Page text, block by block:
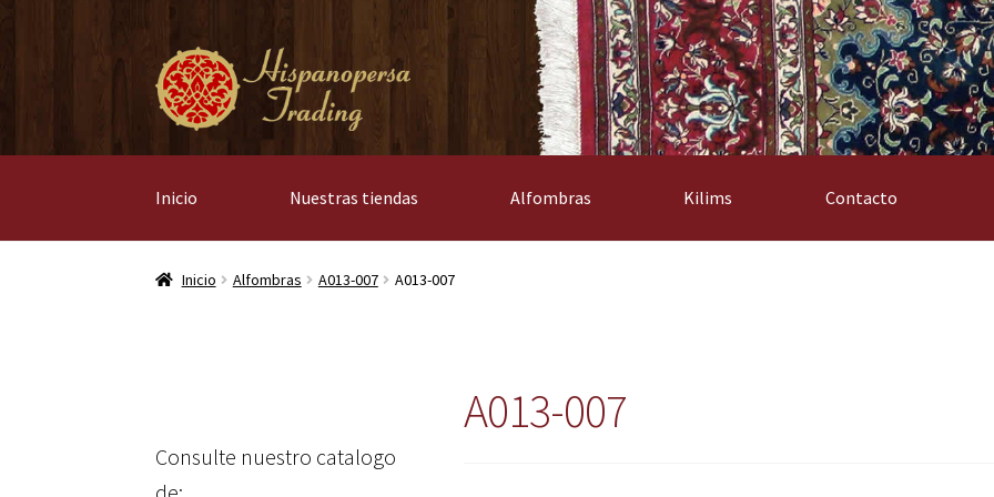
Ir
a
la
Ir
al
contenido
Inicio Nuestras tiendas Alfombras Kilims Contacto
Inicio Alfombras A013-007 A013-007
A013-007
Consulte nuestro catalogo